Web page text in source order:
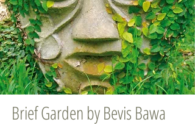
Brief Garden by Bevis Bawa